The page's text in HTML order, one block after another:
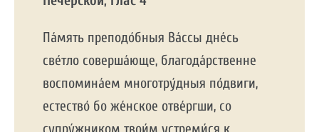
Па́мять преподо́бныя Ва́ссы дне́сь
све́тло соверша́юще, благода́рственне
воспомина́ем многотру́дныя по́двиги,
естество́ бо же́нское отве́ргши, со
супру́жником твои́м устреми́ся к